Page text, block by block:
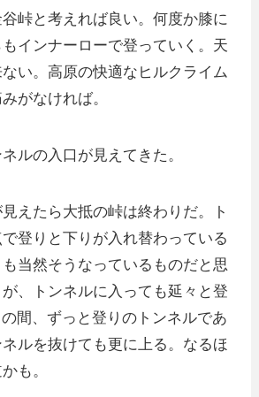
峠と考えれば良い。何度か膝に
インナーローで登っていく。天
い。高原の快適なヒルクライム
がなければ。
ルの入口が見えてきた。
えたら大抵の峠は終わりだ。ト
登りと下りが入れ替わっている
当然そうなっているものだと思
、トンネルに入っても延々と登
間、ずっと登りのトンネルであ
ルを抜けても更に上る。なるほ
も。